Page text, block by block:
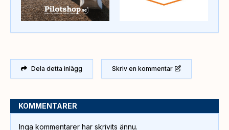
Dela detta inlägg Skriv en kommentar
KOMMENTARER
Inga kommentarer har skrivits ännu.